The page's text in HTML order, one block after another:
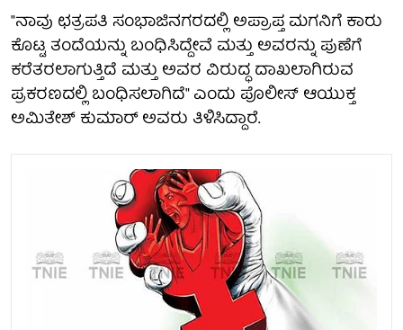
"ನಾವು ಛತ್ರಪತಿ ಸಂಭಾಜಿನಗರದಲ್ಲಿ ಅಪ್ರಾಪ್ತ ಮಗನಿಗೆ ಕಾರು
ಕೊಟ್ಟ ತಂದೆಯನ್ನು ಬಂಧಿಸಿದ್ದೇವೆ ಮತ್ತು ಅವರನ್ನು ಪುಣೆಗೆ
ಕರೆತರಲಾಗುತ್ತಿದೆ ಮತ್ತು ಅವರ ವಿರುದ್ಧ ದಾಖಲಾಗಿರುವ
ಪ್ರಕರಣದಲ್ಲಿ ಬಂಧಿಸಲಾಗಿದೆ" ಎಂದು ಪೊಲೀಸ್ ಆಯುಕ್ತ
ಅಮಿತೇಶ್ ಕುಮಾರ್ ಅವರು ತಿಳಿಸಿದ್ದಾರೆ.